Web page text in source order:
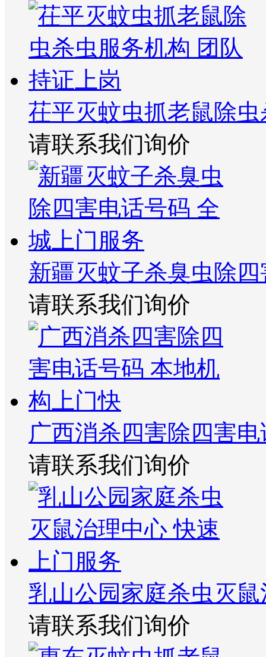
茌平灭蚊虫抓老鼠除
请联系我们询价
新疆灭蚊子杀臭虫除
请联系我们询价
广西消杀四害除四害
请联系我们询价
乳山公园家庭杀虫灭
请联系我们询价